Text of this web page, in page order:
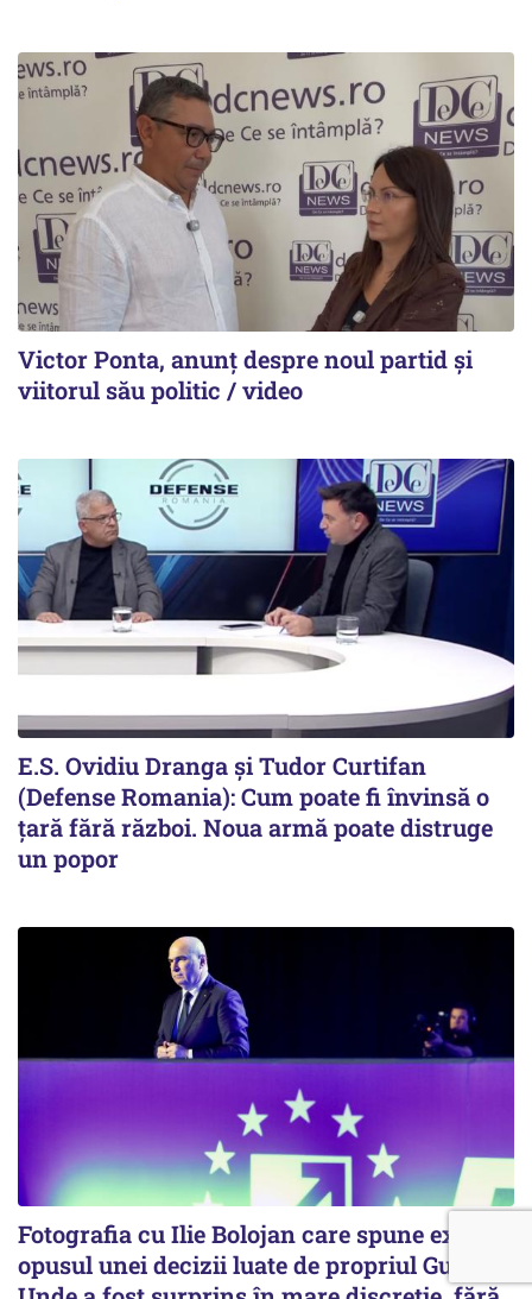
Victor Ponta, anunț despre noul partid și
viitorul său politic / video
E.S. Ovidiu Dranga și Tudor Curtifan
(Defense Romania): Cum poate fi învinsă o
țară fără război. Noua armă poate distruge
un popor
Fotografia cu Ilie Bolojan care spune exact
opusul unei decizii luate de propriul Guvern.